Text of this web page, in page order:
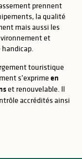
prennent
la qualité
mais aussi les
et
touristique
s’exprime en
et renouvelable. Il
accrédités ainsi